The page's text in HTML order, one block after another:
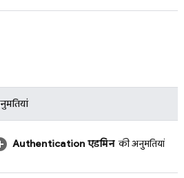
Authentication एडमिनकी अनुमतियां